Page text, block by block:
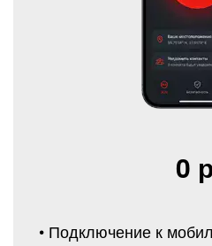
0
• Подключение к